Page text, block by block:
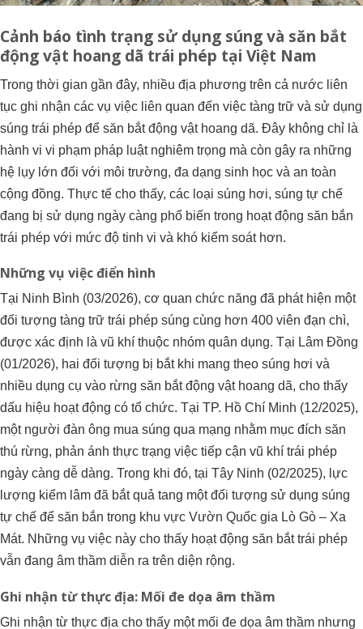
Cảnh báo tình trạng sử dụng súng và săn bắt
động vật hoang dã trái phép tại Việt Nam
Trong thời gian gần đây, nhiều địa phương trên cả nước liên
tục ghi nhận các vụ việc liên quan đến việc tàng trữ và sử dụng
súng trái phép để săn bắt động vật hoang dã. Đây không chỉ là
hành vi vi phạm pháp luật nghiêm trọng mà còn gây ra những
hệ lụy lớn đối với môi trường, đa dạng sinh học và an toàn
cộng đồng. Thực tế cho thấy, các loại súng hơi, súng tự chế
đang bị sử dụng ngày càng phổ biến trong hoạt động săn bắn
trái phép với mức độ tinh vi và khó kiểm soát hơn.
Những vụ việc điển hình
Tại Ninh Bình (03/2026), cơ quan chức năng đã phát hiện một
đối tượng tàng trữ trái phép súng cùng hơn 400 viên đạn chì,
được xác định là vũ khí thuộc nhóm quân dụng. Tại Lâm Đồng
(01/2026), hai đối tượng bị bắt khi mang theo súng hơi và
nhiều dụng cụ vào rừng săn bắt động vật hoang dã, cho thấy
dấu hiệu hoạt động có tổ chức. Tại TP. Hồ Chí Minh (12/2025),
một người đàn ông mua súng qua mạng nhằm mục đích săn
thú rừng, phản ánh thực trạng việc tiếp cận vũ khí trái phép
ngày càng dễ dàng. Trong khi đó, tại Tây Ninh (02/2025), lực
lượng kiểm lâm đã bắt quả tang một đối tượng sử dụng súng
tự chế để săn bắn trong khu vực Vườn Quốc gia Lò Gò – Xa
Mát. Những vụ việc này cho thấy hoạt động săn bắt trái phép
vẫn đang âm thầm diễn ra trên diện rộng.
Ghi nhận từ thực địa: Mối đe dọa âm thầm
Ghi nhận từ thực địa cho thấy một mối đe dọa âm thầm nhưng